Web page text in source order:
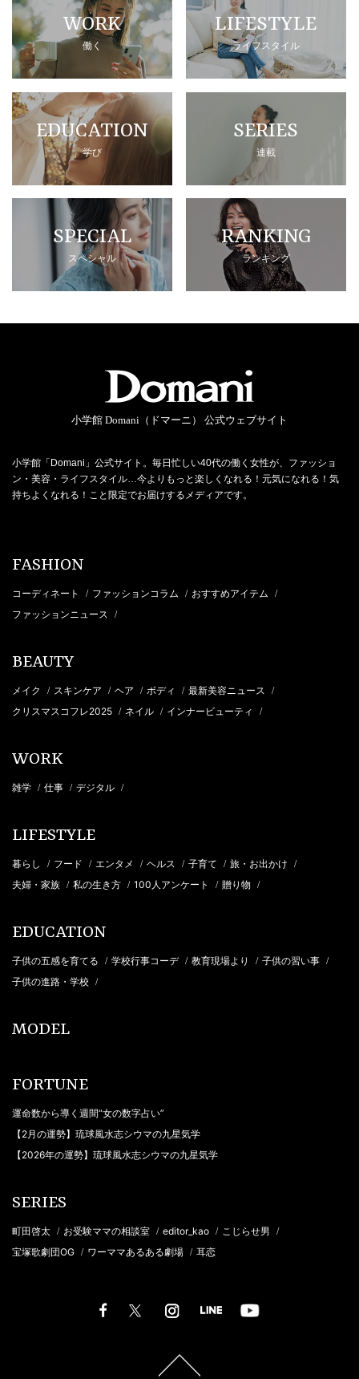
WORK
働く
LIFESTYLE
ライフスタイル
EDUCATION
学び
SERIES
連載
SPECIAL
スペシャル
RANKING
ランキング
小学館 Domani（ドマーニ） 公式ウェブサイト
小学館「Domani」公式サイト。毎日忙しい40代の働く女性が、ファッショ
ン・美容・ライフスタイル…今よりもっと楽しくなれる！元気になれる！気
持ちよくなれる！こと限定でお届けするメディアです。
FASHION
コーディネート / ファッションコラム / おすすめアイテム /
ファッションニュース /
BEAUTY
メイク / スキンケア / ヘア / ボディ / 最新美容ニュース /
クリスマスコフレ2025 / ネイル / インナービューティ /
WORK
雑学 / 仕事 / デジタル /
LIFESTYLE
暮らし / フード / エンタメ / ヘルス / 子育て / 旅・お出かけ /
夫婦・家族 / 私の生き方 / 100人アンケート / 贈り物 /
EDUCATION
子供の五感を育てる / 学校行事コーデ / 教育現場より / 子供の習い事 /
子供の進路・学校 /
MODEL
FORTUNE
運命数から導く週間“女の数字占い”
【2月の運勢】琉球風水志シウマの九星気学
【2026年の運勢】琉球風水志シウマの九星気学
SERIES
町田啓太 / お受験ママの相談室 / editor_kao / こじらせ男 /
宝塚歌劇団OG / ワーママあるある劇場 / 耳恋